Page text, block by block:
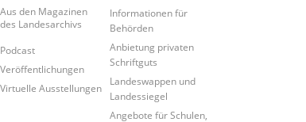
Aus den Magazinen
des Landesarchivs
Podcast
Veröffentlichungen
Virtuelle Ausstellungen
Informationen für
Behörden
Anbietung privaten
Schriftguts
Landeswappen und
Landessiegel
Angebote für Schulen,